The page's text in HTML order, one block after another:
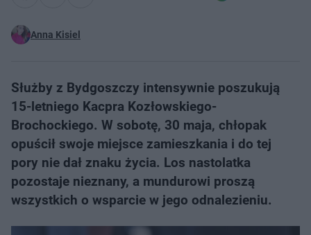
Anna Kisiel
Służby z Bydgoszczy intensywnie poszukują
15-letniego Kacpra Kozłowskiego-
Brochockiego. W sobotę, 30 maja, chłopak
opuścił swoje miejsce zamieszkania i do tej
pory nie dał znaku życia. Los nastolatka
pozostaje nieznany, a mundurowi proszą
wszystkich o wsparcie w jego odnalezieniu.